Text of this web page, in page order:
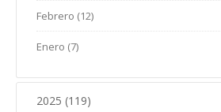
Febrero (12)
Enero (7)
2025 (119)